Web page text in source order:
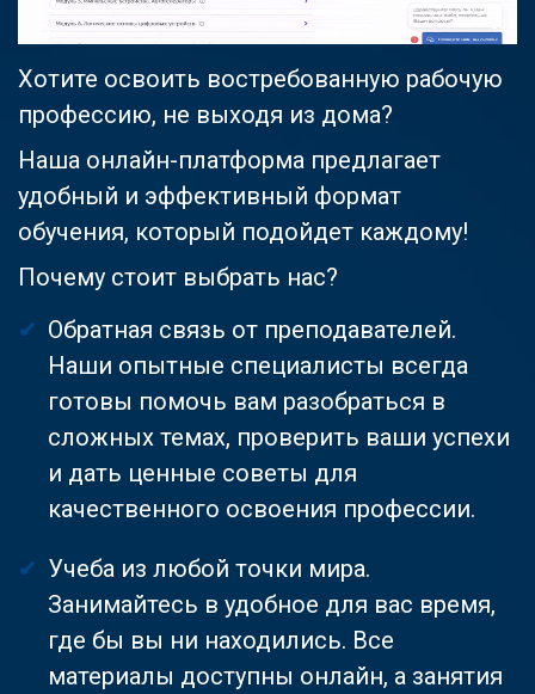
Хотите освоить востребованную рабочую
профессию, не выходя из дома?
Наша онлайн-платформа предлагает
удобный и эффективный формат
обучения, который подойдет каждому!
Почему стоит выбрать нас?
Обратная связь от преподавателей.
Наши опытные специалисты всегда
готовы помочь вам разобраться в
сложных темах, проверить ваши успехи
и дать ценные советы для
качественного освоения профессии.
Учеба из любой точки мира.
Занимайтесь в удобное для вас время,
где бы вы ни находились. Все
материалы доступны онлайн, а занятия